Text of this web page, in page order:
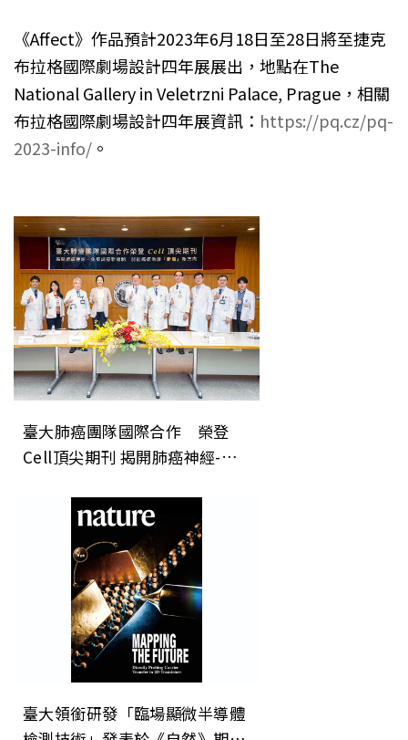
《Affect》作品預計2023年6月18日至28日將至捷克
布拉格國際劇場設計四年展展出，地點在The
National Gallery in Veletrzni Palace, Prague，相關
布拉格國際劇場設計四年展資訊： https://pq.cz/pq-
2023-info/ 。
臺大肺癌團隊國際合作 榮登
Cell頂尖期刊 揭開肺癌神經-免
電」新方向
臺大領銜研發「臨場顯微半導體